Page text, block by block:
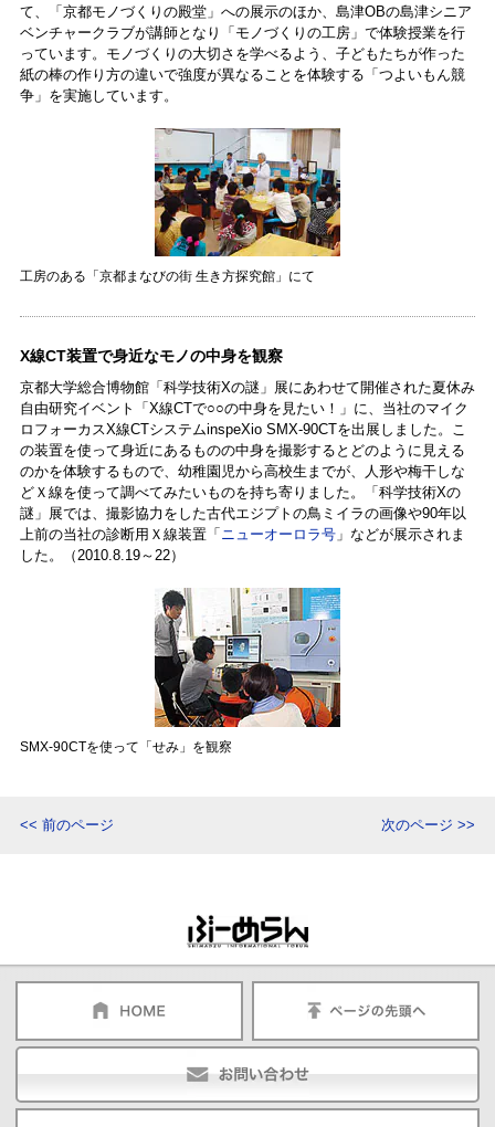
て、「京都モノづくりの殿堂」への展示のほか、島津OBの島津シニア
ベンチャークラブが講師となり「モノづくりの工房」で体験授業を行
っています。モノづくりの大切さを学べるよう、子どもたちが作った
紙の棒の作り方の違いで強度が異なることを体験する「つよいもん競
争」を実施しています。
工房のある「京都まなびの街 生き方探究館」にて
X線CT装置で身近なモノの中身を観察
京都大学総合博物館「科学技術Xの謎」展にあわせて開催された夏休み
自由研究イベント「X線CTで○○の中身を見たい！」に、当社のマイク
ロフォーカスX線CTシステムinspeXio SMX-90CTを出展しました。こ
の装置を使って身近にあるものの中身を撮影するとどのように見える
のかを体験するもので、幼稚園児から高校生までが、人形や梅干しな
どＸ線を使って調べてみたいものを持ち寄りました。「科学技術Xの
謎」展では、撮影協力をした古代エジプトの鳥ミイラの画像や90年以
上前の当社の診断用Ｘ線装置「 ニューオーロラ号」などが展示されま
した。（2010.8.19～22）
SMX-90CTを使って「せみ」を観察
<< 前のページ 次のページ >>